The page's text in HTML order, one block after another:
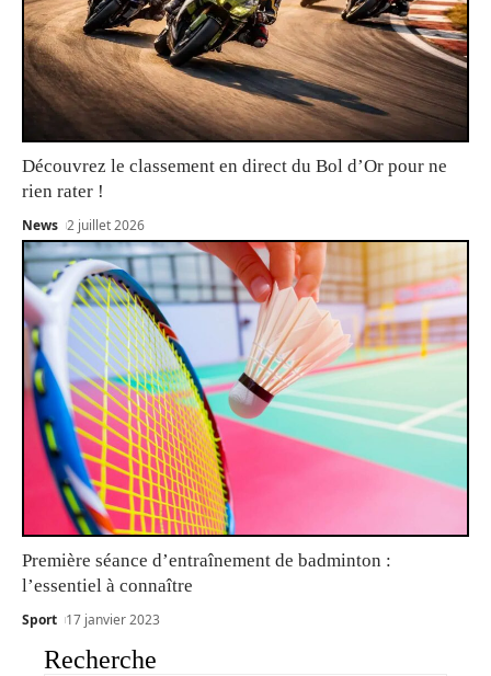
Découvrez le classement en direct du Bol d’Or pour ne
rien rater !
News 2 juillet 2026
Première séance d’entraînement de badminton :
l’essentiel à connaître
Sport 17 janvier 2023
Recherche